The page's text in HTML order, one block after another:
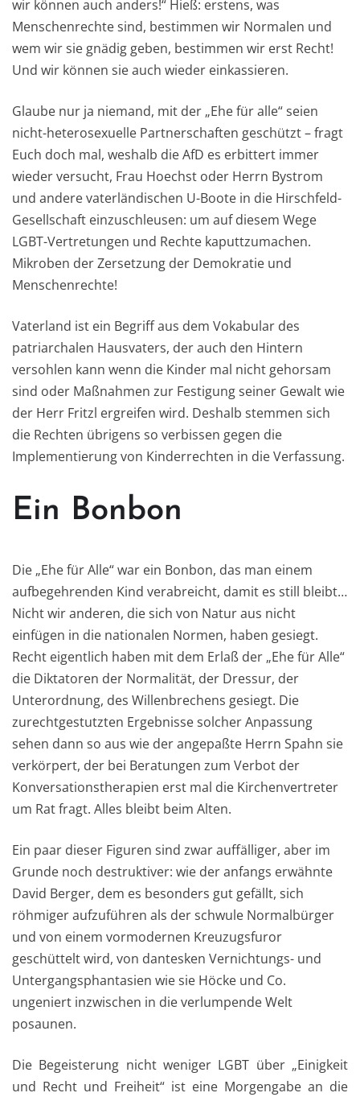
wir können auch anders!“ Hieß: erstens, was
Menschenrechte sind, bestimmen wir Normalen und
wem wir sie gnädig geben, bestimmen wir erst Recht!
Und wir können sie auch wieder einkassieren.
Glaube nur ja niemand, mit der „Ehe für alle“ seien
nicht-heterosexuelle Partnerschaften geschützt – fragt
Euch doch mal, weshalb die AfD es erbittert immer
wieder versucht, Frau Hoechst oder Herrn Bystrom
und andere vaterländischen U-Boote in die Hirschfeld-
Gesellschaft einzuschleusen: um auf diesem Wege
LGBT-Vertretungen und Rechte kaputtzumachen.
Mikroben der Zersetzung der Demokratie und
Menschenrechte!
Vaterland ist ein Begriff aus dem Vokabular des
patriarchalen Hausvaters, der auch den Hintern
versohlen kann wenn die Kinder mal nicht gehorsam
sind oder Maßnahmen zur Festigung seiner Gewalt wie
der Herr Fritzl ergreifen wird. Deshalb stemmen sich
die Rechten übrigens so verbissen gegen die
Implementierung von Kinderrechten in die Verfassung.
Ein Bonbon
Die „Ehe für Alle“ war ein Bonbon, das man einem
aufbegehrenden Kind verabreicht, damit es still bleibt…
Nicht wir anderen, die sich von Natur aus nicht
einfügen in die nationalen Normen, haben gesiegt.
Recht eigentlich haben mit dem Erlaß der „Ehe für Alle“
die Diktatoren der Normalität, der Dressur, der
Unterordnung, des Willenbrechens gesiegt. Die
zurechtgestutzten Ergebnisse solcher Anpassung
sehen dann so aus wie der angepaßte Herrn Spahn sie
verkörpert, der bei Beratungen zum Verbot der
Konversationstherapien erst mal die Kirchenvertreter
um Rat fragt. Alles bleibt beim Alten.
Ein paar dieser Figuren sind zwar auffälliger, aber im
Grunde noch destruktiver: wie der anfangs erwähnte
David Berger, dem es besonders gut gefällt, sich
röhmiger aufzuführen als der schwule Normalbürger
und von einem vormodernen Kreuzugsfuror
geschüttelt wird, von dantesken Vernichtungs- und
Untergangsphantasien wie sie Höcke und Co.
ungeniert inzwischen in die verlumpende Welt
posaunen.
Die Begeisterung nicht weniger LGBT über „Einigkeit
und Recht und Freiheit“ ist eine Morgengabe an die